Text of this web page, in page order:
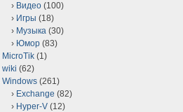
Видео (100)
Игры (18)
Музыка (30)
Юмор (83)
MicroTik (1)
wiki (62)
Windows (261)
Exchange (82)
Hyper-V (12)